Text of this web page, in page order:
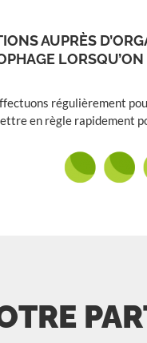
AUPRÈS
régulièrement
en règle rapidement